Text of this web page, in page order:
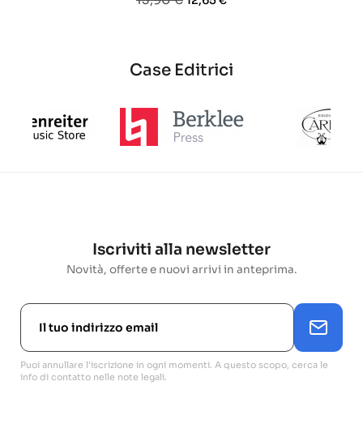
Case Editrici
Iscriviti alla newsletter
Novità, offerte e nuovi arrivi in anteprima.
Puoi annullare l'iscrizione in ogni momenti. A questo scopo, cerca le
info di contatto nelle note legali.